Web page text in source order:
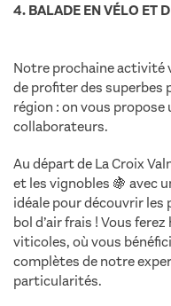
4. BALADE EN VÉLO ET
Notre prochaine activité
de profiter des superbes
région : on vous propose
collaborateurs.
Au départ de La Croix
et les vignobles 🍇 avec
idéale pour découvrir
bol d’air frais ! Vous
viticoles, où vous
complètes de notre
particularités.